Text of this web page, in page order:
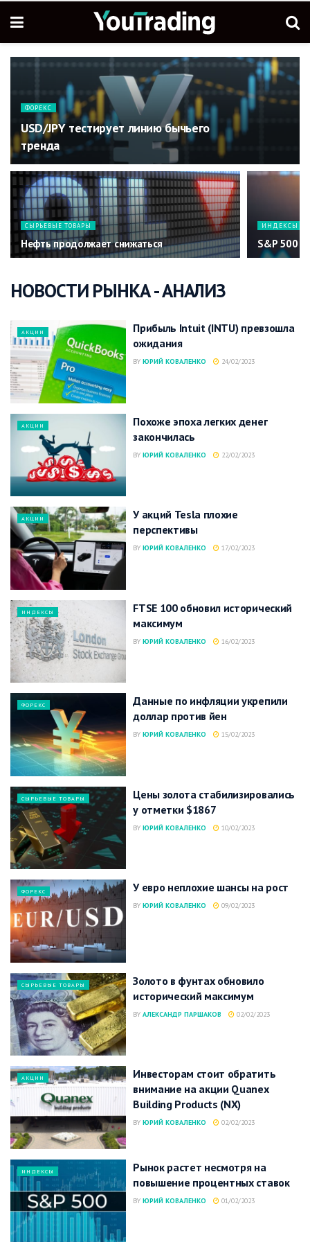
ФОРЕКС
USD/JPY тестирует линию бычьего
тренда
СЫРЬЕВЫЕ ТОВАРЫ
Нефть продолжает снижаться
ИНДЕКСЫ
S&P 500
НОВОСТИ РЫНКА - АНАЛИЗ
АКЦИИ
Прибыль Intuit (INTU) превзошла
ожидания
BY ЮРИЙ КОВАЛЕНКО 24/02/2023
АКЦИИ
Похоже эпоха легких денег
закончилась
BY ЮРИЙ КОВАЛЕНКО 22/02/2023
АКЦИИ
У акций Tesla плохие
перспективы
BY ЮРИЙ КОВАЛЕНКО 17/02/2023
ИНДЕКСЫ
FTSE 100 обновил исторический
максимум
BY ЮРИЙ КОВАЛЕНКО 16/02/2023
ФОРЕКС
Данные по инфляции укрепили
доллар против йен
BY ЮРИЙ КОВАЛЕНКО 15/02/2023
СЫРЬЕВЫЕ ТОВАРЫ
Цены золота стабилизировались
у отметки $1867
BY ЮРИЙ КОВАЛЕНКО 10/02/2023
ФОРЕКС У евро неплохие шансы на рост
BY ЮРИЙ КОВАЛЕНКО 09/02/2023
СЫРЬЕВЫЕ ТОВАРЫ
Золото в фунтах обновило
исторический максимум
BY АЛЕКСАНДР ПАРШАКОВ 02/02/2023
АКЦИИ
Инвесторам стоит обратить
внимание на акции Quanex
Building Products (NX)
BY ЮРИЙ КОВАЛЕНКО 02/02/2023
ИНДЕКСЫ
Рынок растет несмотря на
повышение процентных ставок
BY ЮРИЙ КОВАЛЕНКО 01/02/2023